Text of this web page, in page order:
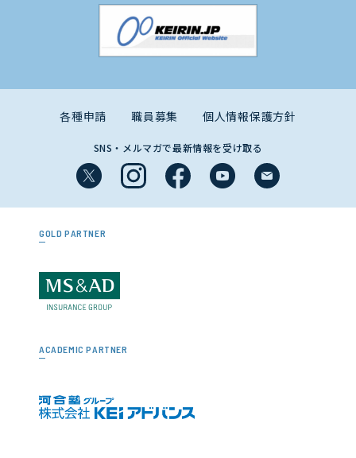
各種申請 職員募集 個人情報保護方針
SNS・メルマガで最新情報を受け取る
GOLD PARTNER
ACADEMIC PARTNER